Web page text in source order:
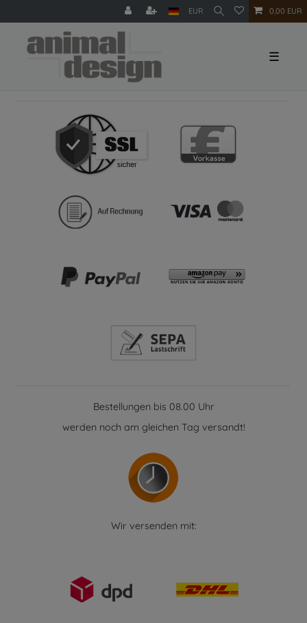
EUR 0,00 EUR
☰
Bestellungen bis 08.00 Uhr
werden noch am gleichen Tag versandt!
Wir versenden mit: